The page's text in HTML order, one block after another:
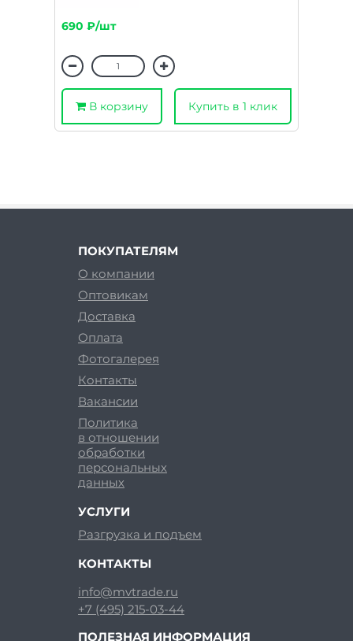
690 ₽/шт
В корзину Купить в 1 клик
ПОКУПАТЕЛЯМ
О компании
Оптовикам
Доставка
Оплата
Фотогалерея
Контакты
Вакансии
Политика
в отношении
обработки
персональных
данных
УСЛУГИ
Разгрузка и подъем
КОНТАКТЫ
info@mvtrade.ru
+7 (495) 215-03-44
ПОЛЕЗНАЯ ИНФОРМАЦИЯ